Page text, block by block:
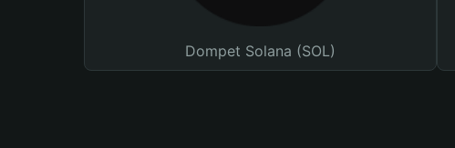
Dompet Solana (SOL)